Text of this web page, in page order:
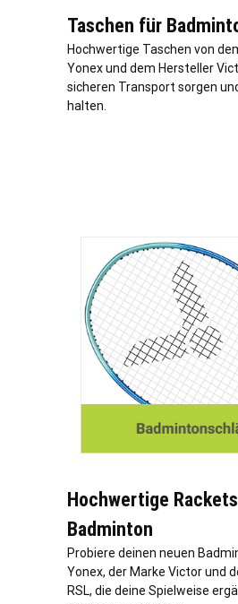
Taschen für
Hochwertige Taschen von
Yonex und dem Hersteller
sicheren Transport sorgen
halten.
Hochwertige
Badminton
Probiere deinen neuen
Yonex, der Marke Victor und
RSL, die deine Spielweise